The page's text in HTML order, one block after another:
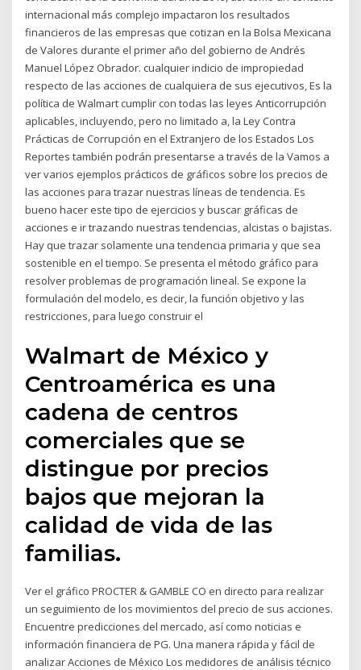
internacional más complejo impactaron los resultados
financieros de las empresas que cotizan en la Bolsa Mexicana
de Valores durante el primer año del gobierno de Andrés
Manuel López Obrador. cualquier indicio de impropiedad
respecto de las acciones de cualquiera de sus ejecutivos, Es la
política de Walmart cumplir con todas las leyes Anticorrupción
aplicables, incluyendo, pero no limitado a, la Ley Contra
Prácticas de Corrupción en el Extranjero de los Estados Los
Reportes también podrán presentarse a través de la Vamos a
ver varios ejemplos prácticos de gráficos sobre los precios de
las acciones para trazar nuestras líneas de tendencia. Es
bueno hacer este tipo de ejercicios y buscar gráficas de
acciones e ir trazando nuestras tendencias, alcistas o bajistas.
Hay que trazar solamente una tendencia primaria y que sea
sostenible en el tiempo. Se presenta el método gráfico para
resolver problemas de programación lineal. Se expone la
formulación del modelo, es decir, la función objetivo y las
restricciones, para luego construir el
Walmart de México y
Centroamérica es una
cadena de centros
comerciales que se
distingue por precios
bajos que mejoran la
calidad de vida de las
familias.
Ver el gráfico PROCTER & GAMBLE CO en directo para realizar
un seguimiento de los movimientos del precio de sus acciones.
Encuentre predicciones del mercado, así como noticias e
información financiera de PG. Una manera rápida y fácil de
analizar Acciones de México Los medidores de análisis técnico